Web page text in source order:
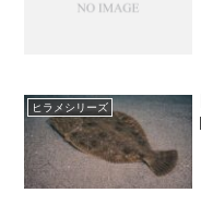
ヒラメシリーズ